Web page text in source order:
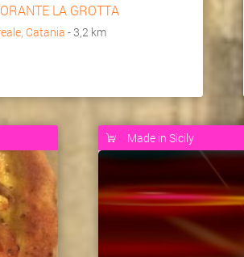
LA GROTTA
Catania - 3,2 km
Made in Sicily